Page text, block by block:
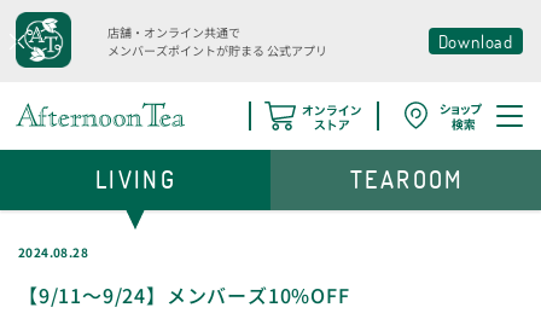
店舗・オンライン共通で
メンバーズポイントが貯まる 公式アプリ Download
2024.08.28
【9/11～9/24】メンバーズ10%OFF
LIVING TEAROOM